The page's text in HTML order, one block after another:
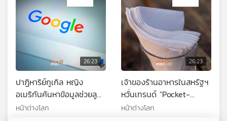
26:23
ปาฏิหาริย์กูเกิล หญิง
อเมริกันค้นหาข้อมูลช่วยลูก
สำเร็จ
หน้าต่างโลก
26:23
เจ้าของร้านอาหารในสหรัฐฯ
หวั่นเทรนด์ "Pocket-
packing"
หน้าต่างโลก